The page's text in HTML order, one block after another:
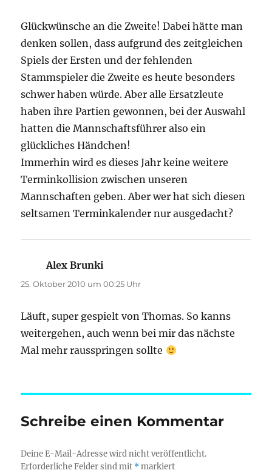
Glückwünsche an die Zweite! Dabei hätte man
denken sollen, dass aufgrund des zeitgleichen
Spiels der Ersten und der fehlenden
Stammspieler die Zweite es heute besonders
schwer haben würde. Aber alle Ersatzleute
haben ihre Partien gewonnen, bei der Auswahl
hatten die Mannschaftsführer also ein
glückliches Händchen!
Immerhin wird es dieses Jahr keine weitere
Terminkollision zwischen unseren
Mannschaften geben. Aber wer hat sich diesen
seltsamen Terminkalender nur ausgedacht?
Alex Brunki
25. Oktober 2010 um 00:25 Uhr
Läuft, super gespielt von Thomas. So kanns
weitergehen, auch wenn bei mir das nächste
Mal mehr rausspringen sollte
Schreibe einen Kommentar
Deine E-Mail-Adresse wird nicht veröffentlicht.
Erforderliche Felder sind mit *markiert